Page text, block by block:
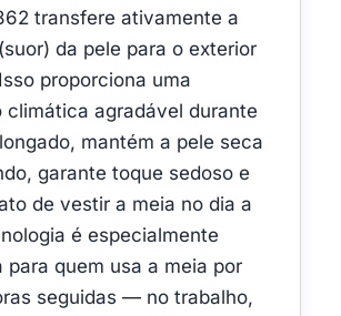
transfere ativamente a
da pele para o exterior
proporciona uma
climática agradável durante
mantém a pele seca
garante toque sedoso e
de vestir a meia no dia a
é especialmente
para quem usa a meia por
seguidas — no trabalho,